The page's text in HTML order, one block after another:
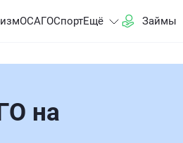
ОСАГОСпортЕщё Займы
на